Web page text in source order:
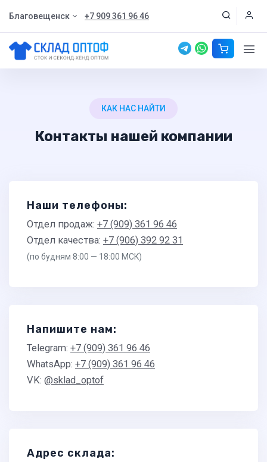
Благовещенск +7 909 361 96 46
КАК НАС НАЙТИ
Контакты нашей компании
Наши телефоны:
Отдел продаж: +7 (909) 361 96 46
Отдел качества: +7 (906) 392 92 31
(по будням 8:00 — 18:00 МСК)
Напишите нам:
Telegram: +7 (909) 361 96 46
WhatsApp: +7 (909) 361 96 46
VK: @sklad_optof
Адрес склада: